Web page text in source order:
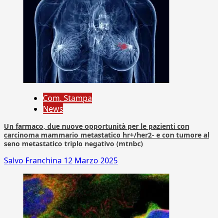
Com. Stampa
News
Un farmaco, due nuove opportunità per le pazienti con
carcinoma mammario metastatico hr+/her2- e con tumore al
seno metastatico triplo negativo (mtnbc)
Salvo Franchina 12 Marzo 2025